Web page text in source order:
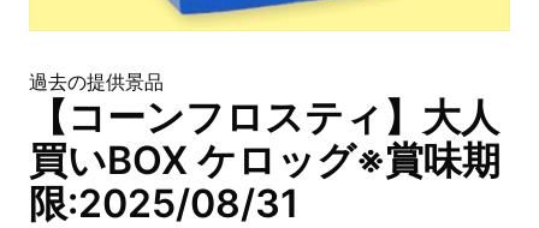
過去の提供景品
【コーンフロスティ】大人
買いBOX ケロッグ※賞味期
限:2025/08/31